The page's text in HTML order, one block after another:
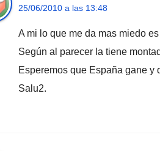
25/06/2010 a las 13:48
A mi lo que me da mas miedo
Según al parecer la tiene
Esperemos que España gane y
Salu2.